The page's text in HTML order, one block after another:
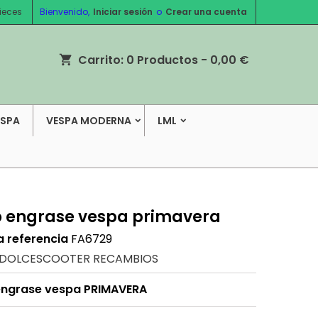
Bienvenido, Iniciar sesión o Crear una cuenta
shopping_cart Carrito: 0 Productos - 0,00 €
VESPA MODERNA LML
engrase vespa primavera
referencia FA6729
RECAMBIOS
vespa PRIMAVERA